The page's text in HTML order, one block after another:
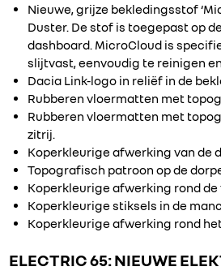
Nieuwe, grijze bekledingsstof
Duster. De stof is toegepast op
dashboard. MicroCloud is
slijtvast, eenvoudig te reinigen
Dacia Link-logo in reliëf in de
Rubberen vloermatten met
Rubberen vloermatten met
zitrij.
Koperkleurige afwerking van de
Topografisch patroon op de
Koperkleurige afwerking rond de
Koperkleurige stiksels in de
Koperkleurige afwerking rond
ELECTRIC 65:NIEUWE